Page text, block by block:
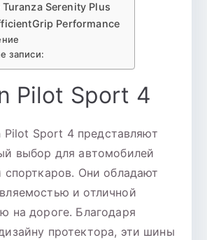
Serenity Plus
Performance
записи:
Pilot Sport 4
Sport 4 представляют
выбор для автомобилей
спорткаров. Они обладают
и отличной
на дороге. Благодаря
протектора, эти шины